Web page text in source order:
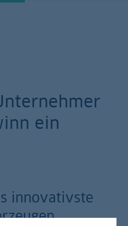
ein
innovativste